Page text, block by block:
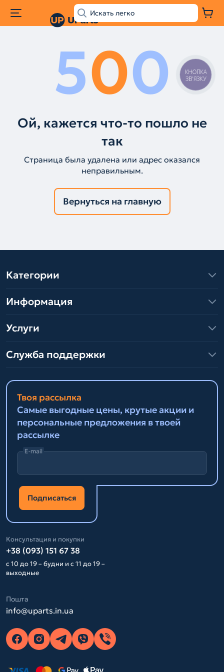
500
Ой, кажется что-то пошло не
так
Страница была удалена или адрес оказался
неправильным.
Вернуться на главную
Категории
Информация
Услуги
Служба поддержки
Твоя рассылка
Самые выгодные цены, крутые акции и
персональные предложения в твоей
рассылке
E-mail
Подписаться
Консультация и покупки
+38 (093) 151 67 38
с 10 до 19 – будни и с 11 до 19 –
выходные
Пошта
info@uparts.in.ua
КНОПКА
ЗВ'ЯЗКУ